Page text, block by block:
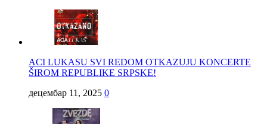
ACI LUKASU SVI REDOM OTKAZUJU KONCERTE
ŠIROM REPUBLIKE SRPSKE!
децембар 11, 2025 0